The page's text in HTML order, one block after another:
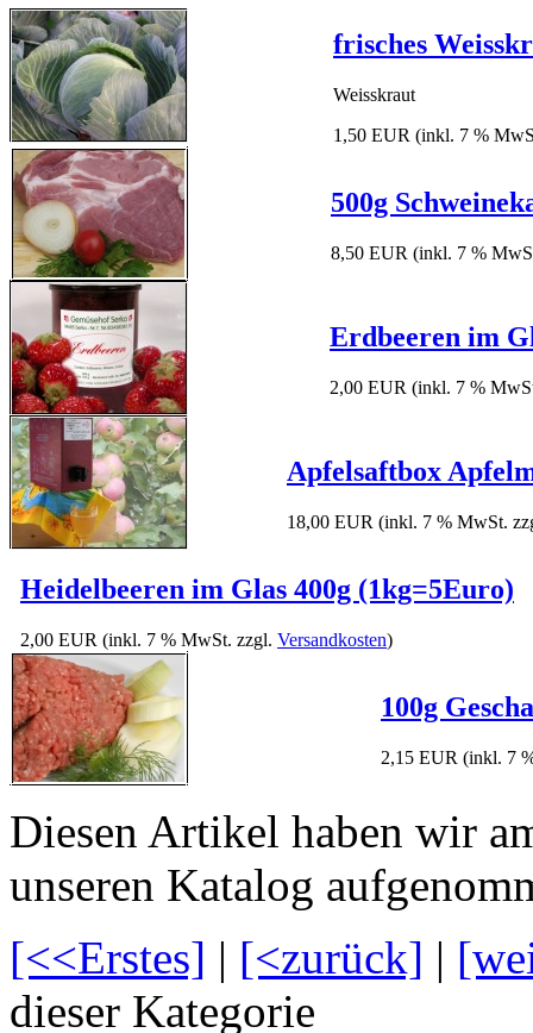
frisches
Weisskraut
1,50 EUR (inkl. 7 %
500g
8,50 EUR (inkl. 7 %
Erdbeeren im
2,00 EUR (inkl. 7 %
Apfelsaftbox
18,00 EUR (inkl. 7 % MwSt.
Heidelbeeren im Glas 400g (1kg=5Euro)
2,00 EUR (inkl. 7 % MwSt. zzgl. Versandkosten)
100g
2,15 EUR (inkl. 7
Diesen Artikel haben wir
unseren Katalog
[<<Erstes] | [<zurück] |
dieser Kategorie